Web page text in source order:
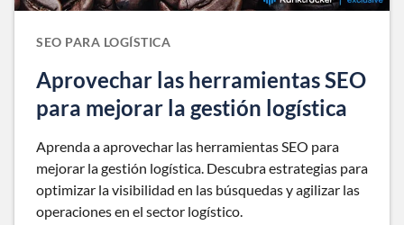
SEO PARA LOGÍSTICA
Aprovechar las herramientas SEO
para mejorar la gestión logística
Aprenda a aprovechar las herramientas SEO para
mejorar la gestión logística. Descubra estrategias para
optimizar la visibilidad en las búsquedas y agilizar las
operaciones en el sector logístico.